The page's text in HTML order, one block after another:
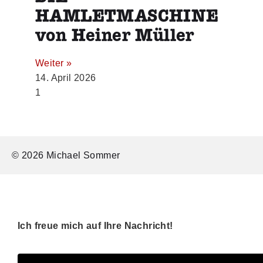
HAMLETMASCHINE
von Heiner Müller
Weiter »
14. April 2026
© 2026 Michael Sommer
Ich freue mich auf Ihre Nachricht!